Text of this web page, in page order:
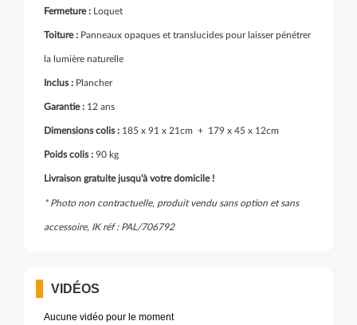
Fermeture : Loquet
Toiture : Panneaux opaques et translucides pour laisser pénétrer
la lumière naturelle
Inclus : Plancher
Garantie : 12 ans
Dimensions colis : 185 x 91 x 21cm + 179 x 45 x 12cm
Poids colis : 90 kg
Livraison gratuite jusqu'à votre domicile !
* Photo non contractuelle, produit vendu sans option et sans
accessoire, IK réf : PAL/706792
VIDÉOS
Aucune vidéo pour le moment